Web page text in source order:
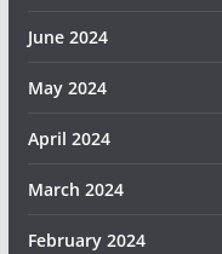
June 2024
May 2024
April 2024
March 2024
February 2024